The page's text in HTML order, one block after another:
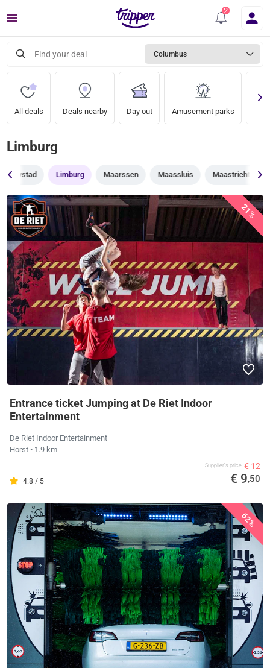
Menu
Find your deal Columbus
All deals Deals nearby Day out Amusement parks
Limburg
Lelystad Limburg Maarssen Maassluis Maastricht
21%
Entrance ticket Jumping at De Riet Indoor
Entertainment
De Riet Indoor Entertainment
Horst • 1.9 km
4.8 / 5
Supplier's price € 12
€ 9,50
62%